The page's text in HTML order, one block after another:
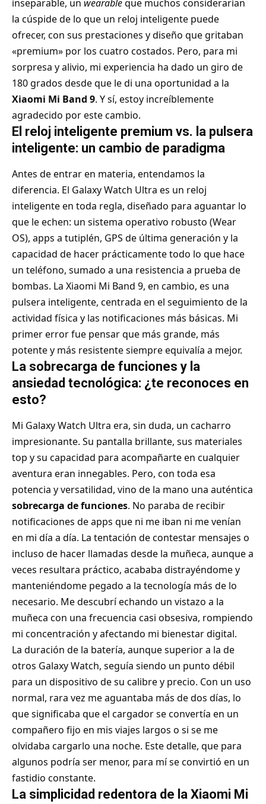
inseparable, un wearableque muchos considerarían
la cúspide de lo que un reloj inteligente puede
ofrecer, con sus prestaciones y diseño que gritaban
«premium» por los cuatro costados. Pero, para mi
sorpresa y alivio, mi experiencia ha dado un giro de
180 grados desde que le di una oportunidad a la
Xiaomi Mi Band 9. Y sí, estoy increíblemente
agradecido por este cambio.
El reloj inteligente premium vs. la pulsera
inteligente: un cambio de paradigma
Antes de entrar en materia, entendamos la
diferencia. El Galaxy Watch Ultra es un reloj
inteligente en toda regla, diseñado para aguantar lo
que le echen: un sistema operativo robusto (Wear
OS), apps a tutiplén, GPS de última generación y la
capacidad de hacer prácticamente todo lo que hace
un teléfono, sumado a una resistencia a prueba de
bombas. La Xiaomi Mi Band 9, en cambio, es una
pulsera inteligente, centrada en el seguimiento de la
actividad física y las notificaciones más básicas. Mi
primer error fue pensar que más grande, más
potente y más resistente siempre equivalía a mejor.
La sobrecarga de funciones y la
ansiedad tecnológica: ¿te reconoces en
esto?
Mi Galaxy Watch Ultra era, sin duda, un cacharro
impresionante. Su pantalla brillante, sus materiales
top y su capacidad para acompañarte en cualquier
aventura eran innegables. Pero, con toda esa
potencia y versatilidad, vino de la mano una auténtica
sobrecarga de funciones. No paraba de recibir
notificaciones de apps que ni me iban ni me venían
en mi día a día. La tentación de contestar mensajes o
incluso de hacer llamadas desde la muñeca, aunque a
veces resultara práctico, acababa distrayéndome y
manteniéndome pegado a la tecnología más de lo
necesario. Me descubrí echando un vistazo a la
muñeca con una frecuencia casi obsesiva, rompiendo
mi concentración y afectando mi bienestar digital.
La duración de la batería, aunque superior a la de
otros Galaxy Watch, seguía siendo un punto débil
para un dispositivo de su calibre y precio. Con un uso
normal, rara vez me aguantaba más de dos días, lo
que significaba que el cargador se convertía en un
compañero fijo en mis viajes largos o si se me
olvidaba cargarlo una noche. Este detalle, que para
algunos podría ser menor, para mí se convirtió en un
fastidio constante.
La simplicidad redentora de la Xiaomi Mi